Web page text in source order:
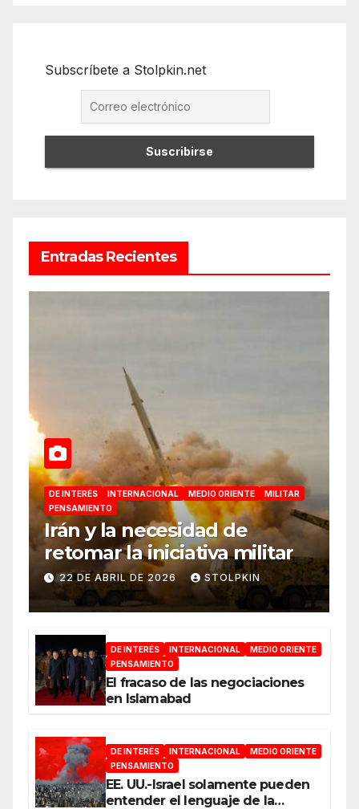
Subscríbete a Stolpkin.net
Entradas Recientes
DE INTERÉS INTERNACIONAL MEDIO ORIENTE
MILITAR
PENSAMIENTO
Irán y la necesidad de
retomar la iniciativa militar
22 DE ABRIL DE 2026 STOLPKIN
DE INTERÉS INTERNACIONAL
MEDIO ORIENTE
PENSAMIENTO
El fracaso de las negociaciones
en Islamabad
DE INTERÉS INTERNACIONAL
MEDIO ORIENTE
PENSAMIENTO
EE. UU.-Israel solamente pueden
entender el lenguaje de la